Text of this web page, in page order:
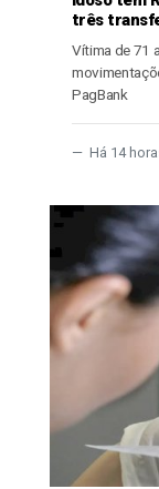
três
Vítima de 71
PagBank
Há 14